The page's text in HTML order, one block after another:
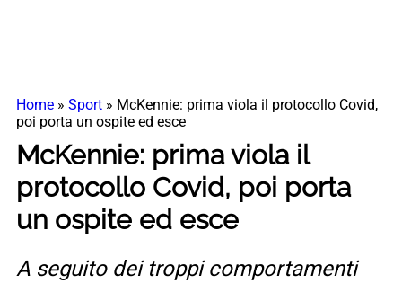
Home » Sport » McKennie: prima viola il protocollo Covid,
poi porta un ospite ed esce
McKennie: prima viola il
protocollo Covid, poi porta
un ospite ed esce
A seguito dei troppi comportamenti